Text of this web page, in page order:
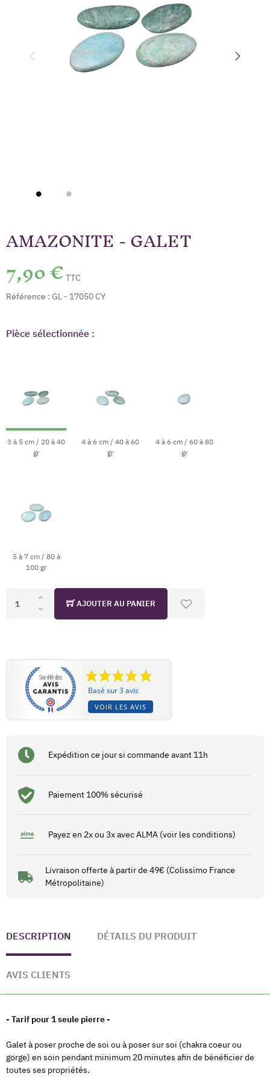
AMAZONITE - GALET
7,90 € TTC
Référence : GL - 17050 CY
Pièce sélectionnée :
3 à 5 cm / 20 à 40
gr
4 à 6 cm / 40 à 60
gr
4 à 6 cm / 60 à 80
gr
5 à 7 cm / 80 à
100 gr
AJOUTER AU PANIER
Basé sur 3 avis
VOIR LES AVIS
Expédition ce jour si commande avant 11h
Paiement 100% sécurisé
Payez en 2x ou 3x avec ALMA (voir les conditions)
Livraison offerte à partir de 49€ (Colissimo France
Métropolitaine)
DESCRIPTION DÉTAILS DU PRODUIT
AVIS CLIENTS
- Tarif pour 1 seule pierre -
Galet à poser proche de soi ou à poser sur soi (chakra coeur ou
gorge) en soin pendant minimum 20 minutes afin de bénéficier de
toutes ses propriétés.